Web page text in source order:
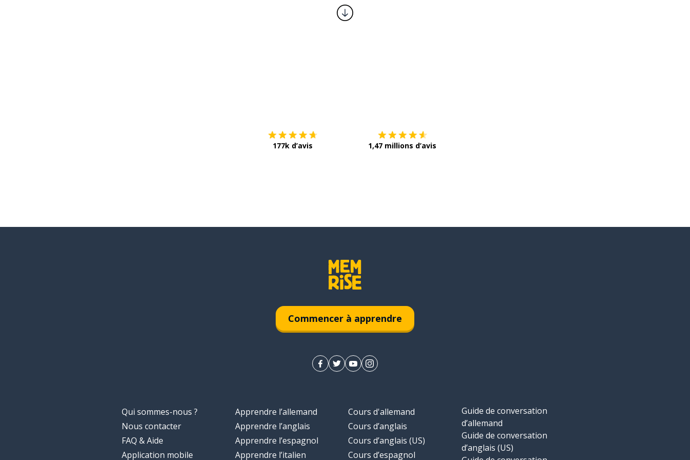
177k d’avis 1,47 millions d’avis
Commencer à apprendre
Qui sommes-nous ?
Nous contacter
FAQ & Aide
Application mobile
Apprendre l’allemand
Apprendre l’anglais
Apprendre l’espagnol
Apprendre l’italien
Cours d'allemand
Cours d’anglais
Cours d’anglais (US)
Cours d’espagnol
Guide de conversation
d’allemand
Guide de conversation
d’anglais (US)